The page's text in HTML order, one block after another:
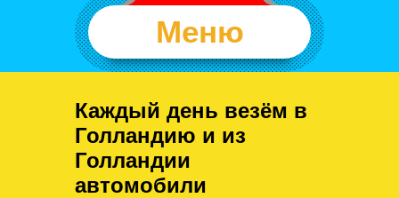
Меню
Каждый день везём в
Голландию и из
Голландии
автомобили